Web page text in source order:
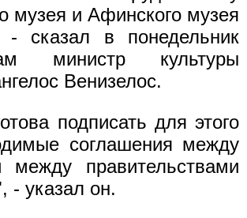
музея и Афинского музея
- сказал в понедельник
министр культуры
Венизелос.
подписать для этого
соглашения между
правительствами
- указал он.